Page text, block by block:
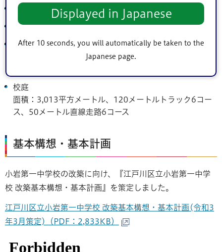
Displayed in Japanese
After 10 seconds, you will automatically be taken to the
Japanese page.
階数：地上5階
建物高さ：約21メートル
教室等配置
普通教室、特別教室、管理諸室、屋内運動場、武道場、
校庭
面積：3,013平方メートル、120メートルトラック6コー
ス、50メートル直線走路6コース
基本構想・基本計画
小岩第一中学校の改築に向け、『江戸川区立小岩第一中学
校 改築基本構想・基本計画』を策定しました。
江戸川区立小岩第一中学校 改築基本構想・基本計画(令和3
年3月策定)（PDF：2,833KB）